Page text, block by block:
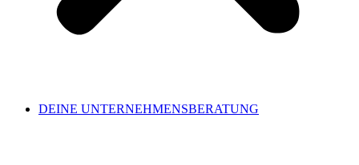
DEINE UNTERNEHMENSBERATUNG